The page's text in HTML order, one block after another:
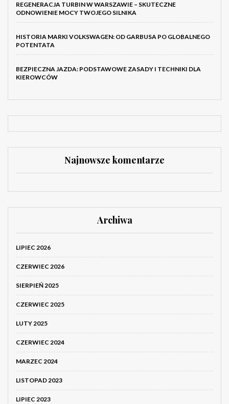
REGENERACJA TURBIN W WARSZAWIE – SKUTECZNE
ODNOWIENIE MOCY TWOJEGO SILNIKA
HISTORIA MARKI VOLKSWAGEN: OD GARBUSA PO GLOBALNEGO
POTENTATA
BEZPIECZNA JAZDA: PODSTAWOWE ZASADY I TECHNIKI DLA
KIEROWCÓW
Najnowsze komentarze
Archiwa
LIPIEC 2026
CZERWIEC 2026
SIERPIEŃ 2025
CZERWIEC 2025
LUTY 2025
CZERWIEC 2024
MARZEC 2024
LISTOPAD 2023
LIPIEC 2023